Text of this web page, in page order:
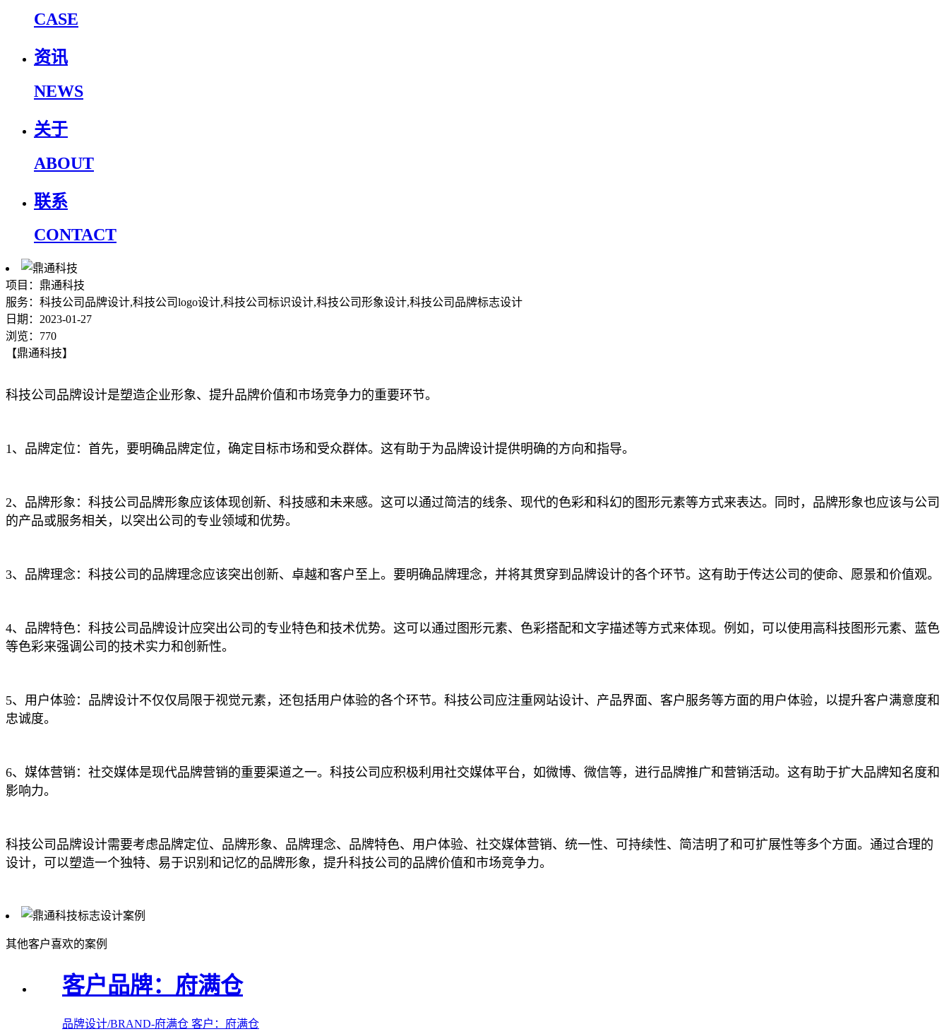
CASE
资讯
NEWS
关于
ABOUT
联系
CONTACT
项目：鼎通科技
服务：科技公司品牌设计,科技公司logo设计,科技公司标识设计,科技公司形象设计,科技公司品牌标志设计
日期：2023-01-27
浏览：770
【鼎通科技】
科技公司品牌设计是塑造企业形象、提升品牌价值和市场竞争力的重要环节。
1、品牌定位：首先，要明确品牌定位，确定目标市场和受众群体。这有助于为品牌设计提供明确的方向和指导。
2、品牌形象：科技公司品牌形象应该体现创新、科技感和未来感。这可以通过简洁的线条、现代的色彩和科幻的图形元素等方式来表达。同时，品牌形象也应该与公司
的产品或服务相关，以突出公司的专业领域和优势。
3、品牌理念：科技公司的品牌理念应该突出创新、卓越和客户至上。要明确品牌理念，并将其贯穿到品牌设计的各个环节。这有助于传达公司的使命、愿景和价值观。
4、品牌特色：科技公司品牌设计应突出公司的专业特色和技术优势。这可以通过图形元素、色彩搭配和文字描述等方式来体现。例如，可以使用高科技图形元素、蓝色
等色彩来强调公司的技术实力和创新性。
5、用户体验：品牌设计不仅仅局限于视觉元素，还包括用户体验的各个环节。科技公司应注重网站设计、产品界面、客户服务等方面的用户体验，以提升客户满意度和
忠诚度。
6、媒体营销：社交媒体是现代品牌营销的重要渠道之一。科技公司应积极利用社交媒体平台，如微博、微信等，进行品牌推广和营销活动。这有助于扩大品牌知名度和
影响力。
科技公司品牌设计需要考虑品牌定位、品牌形象、品牌理念、品牌特色、用户体验、社交媒体营销、统一性、可持续性、简洁明了和可扩展性等多个方面。通过合理的
设计，可以塑造一个独特、易于识别和记忆的品牌形象，提升科技公司的品牌价值和市场竞争力。
其他客户喜欢的案例
客户品牌：府满仓
品牌设计/BRAND-府满仓 客户：府满仓